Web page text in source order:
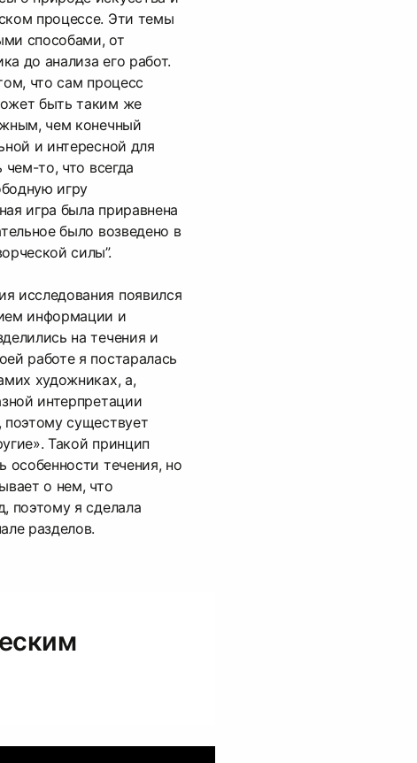
процессе. Эти темы
способами, от
до анализа его работ.
что сам процесс
быть таким же
чем конечный
и интересной для
чем-то, что всегда
игру
игра была приравнена
было возведено в
силы”.
исследования появился
информации и
на течения и
работе я постаралась
художниках, а,
интерпретации
поэтому существует
Такой принцип
особенности течения, но
о нем, что
поэтому я сделала
разделов.